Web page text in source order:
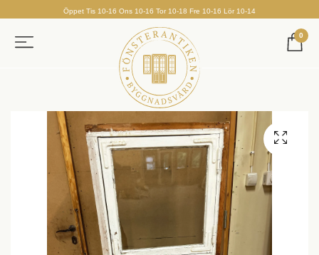
Öppet Tis 10-16 Ons 10-16 Tor 10-18 Fre 10-16 Lör 10-14
0